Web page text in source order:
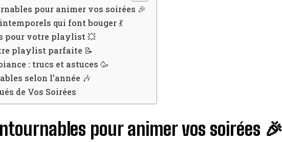
pour animer vos soirées 🎉
qui font bouger 💃
pour votre playlist 💥
playlist parfaite 📝
: trucs et astuces 🥳
selon l’année 🎶
de Vos Soirées
pour animer vos soirées 🎉